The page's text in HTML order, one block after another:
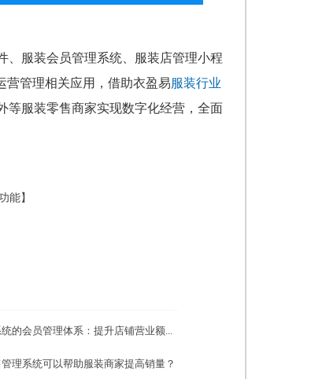
、服装会员管理系统、服装店管理小程
营管理相关应用，借助衣盈易服装行业
等服装零售商家实现数字化经营，全面
能】
的会员管理体系：提升店铺营业额...
理系统可以帮助服装商家提高销量？